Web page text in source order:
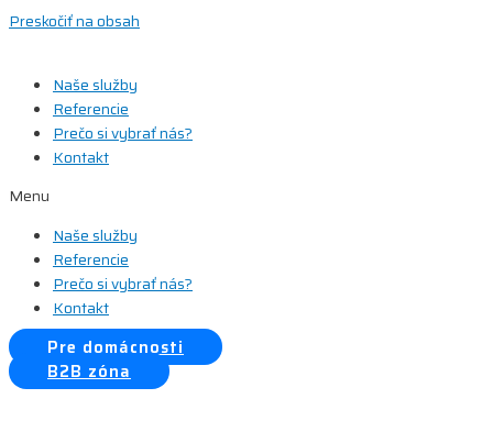
Preskočiť na obsah
Naše služby
Referencie
Prečo si vybrať nás?
Kontakt
Menu
Naše služby
Referencie
Prečo si vybrať nás?
Kontakt
Pre domácnosti
B2B zóna